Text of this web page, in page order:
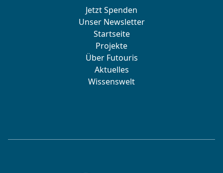
Jetzt Spenden
Unser Newsletter
Startseite
Projekte
Über Futouris
Aktuelles
Wissenswelt